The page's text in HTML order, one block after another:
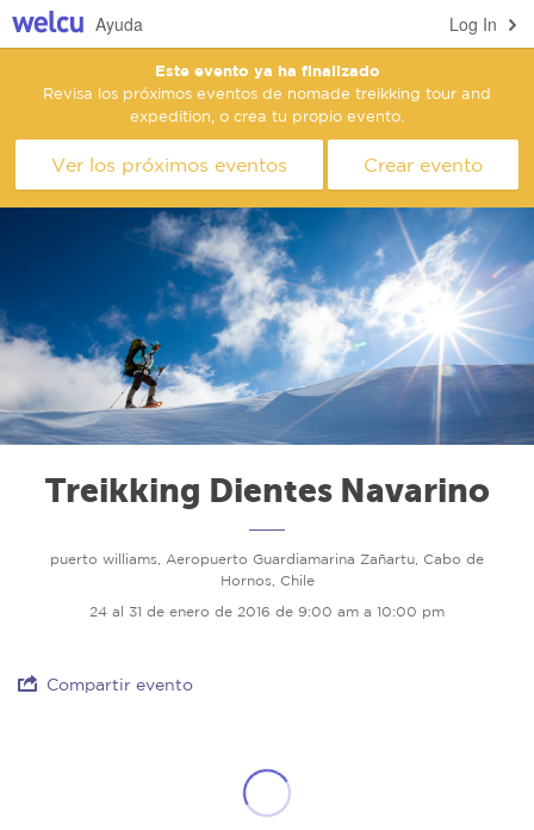
Log In
Ayuda
Este evento ya ha finalizado
Revisa los próximos eventos de nomade treikking tour and
expedition, o crea tu propio evento.
Ver los próximos eventos Crear evento
Treikking Dientes Navarino
puerto williams, Aeropuerto Guardiamarina Zañartu, Cabo de
Hornos, Chile
24 al 31 de enero de 2016 de 9:00 am a 10:00 pm
Compartir evento